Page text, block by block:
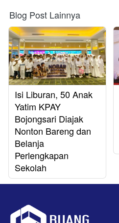
Blog Post Lainnya
Isi Liburan, 50 Anak
Yatim KPAY
Bojongsari Diajak
Nonton Bareng dan
Belanja
Perlengkapan
Sekolah